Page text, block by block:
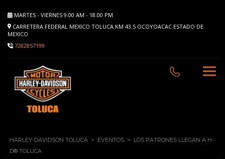
MARTES - VIERNES 9.00 AM - 18.00 PM
CARRETERA FEDERAL MEXICO TOLUCA KM 43.5 OCOYOACAC ESTADO DE
MEXICO
7282857199
HARLEY-DAVIDSON TOLUCA > EVENTOS > LOS PATRONES LLEGAN A H-
D® TOLUCA